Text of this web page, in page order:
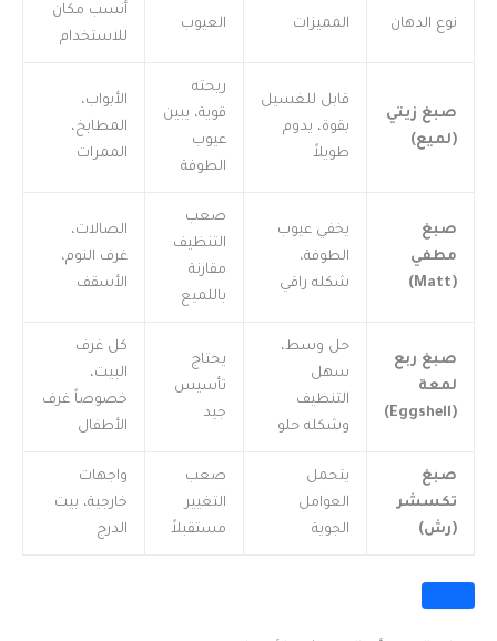
نوع الدهان المميزات العيوب
أنسب مكان
للاستخدام
صبغ زيتي
(لميع)
قابل للغسيل
بقوة، يدوم
طويلاً
ريحته
قوية، يبين
عيوب
الطوفة
الأبواب،
المطابخ،
الممرات
صبغ
مطفي
(Matt)
يخفي عيوب
الطوفة،
شكله راقي
صعب
التنظيف
مقارنة
باللميع
الصالات،
غرف النوم،
الأسقف
صبغ ربع
لمعة
(Eggshell)
حل وسط،
سهل
التنظيف
وشكله حلو
يحتاج
تأسيس
جيد
كل غرف
البيت،
خصوصاً غرف
الأطفال
صبغ
تكسشر
(رش)
يتحمل
العوامل
الجوية
صعب
التغيير
مستقبلاً
واجهات
خارجية، بيت
الدرج